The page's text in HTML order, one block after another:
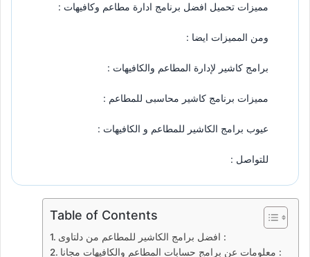
مميزات تحميل افضل برنامج ادارة مطاعم وكافيهات :
ومن المميزات ايضا :
برامج كاشير لإدارة المطاعم والكافيهات :
مميزات برنامج كاشير محاسبى للمطاعم :
عيوب برامج الكاشير للمطاعم و الكافيهات :
للتواصل :
Table of Contents
افضل برامج الكاشير للمطاعم من دلتاوى :
معلومات عن برامج حسابات المطاعم والكافيهات مجانا :